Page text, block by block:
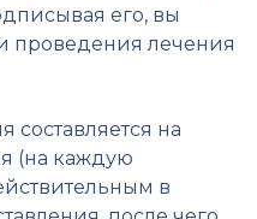
его, вы
проведения лечения
составляется на
(на каждую
в